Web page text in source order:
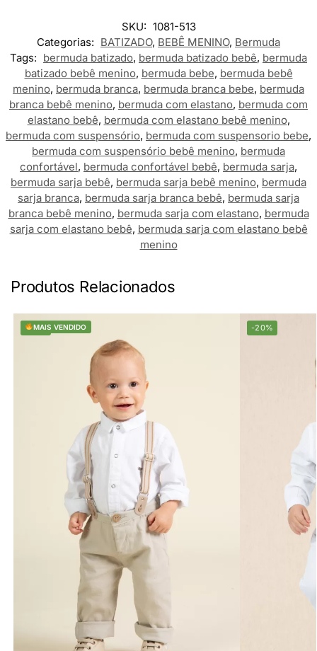
SKU: 1081-513
Categorias: BATIZADO, BEBÊ MENINO, Bermuda
Tags: bermuda batizado, bermuda batizado bebê, bermuda
batizado bebê menino, bermuda bebe, bermuda bebê
menino, bermuda branca, bermuda branca bebe, bermuda
branca bebê menino, bermuda com elastano, bermuda com
elastano bebê, bermuda com elastano bebê menino,
bermuda com suspensório, bermuda com suspensorio bebe,
bermuda com suspensório bebê menino, bermuda
confortável, bermuda confortável bebê, bermuda sarja,
bermuda sarja bebê, bermuda sarja bebê menino, bermuda
sarja branca, bermuda sarja branca bebê, bermuda sarja
branca bebê menino, bermuda sarja com elastano, bermuda
sarja com elastano bebê, bermuda sarja com elastano bebê
menino
Produtos Relacionados
-20%
MAIS VENDIDO -20%